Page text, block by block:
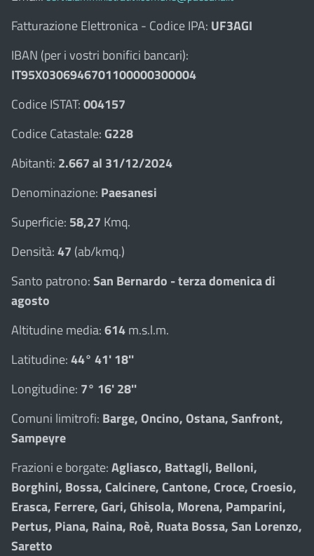
Fatturazione Elettronica - Codice IPA: UF3AGI
IBAN (per i vostri bonifici bancari):
IT95X0306946701100000300004
Codice ISTAT:004157
Codice Catastale:G228
Abitanti: 2.667 al 31/12/2024
Denominazione: Paesanesi
Superficie: 58,27 Kmq.
Densità:47 (ab/kmq.)
Santo patrono:San Bernardo - terza domenica di
agosto
Altitudine media:614m.s.l.m.
Latitudine:44° 41' 18''
Longitudine: 7° 16' 28''
Comuni limitrofi: Barge, Oncino, Ostana, Sanfront,
Sampeyre
Frazioni e borgate:Agliasco, Battagli, Belloni,
Borghini, Bossa, Calcinere, Cantone, Croce, Croesio,
Erasca, Ferrere, Gari, Ghisola, Morena, Pamparini,
Pertus, Piana, Raina, Roè, Ruata Bossa, San Lorenzo,
Saretto